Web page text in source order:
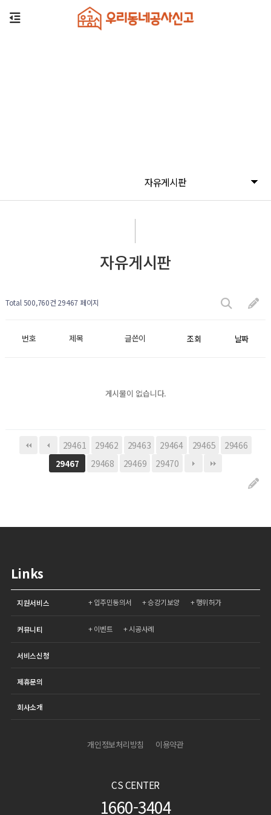
자유게시판
자유게시판
Total 500,760건 29467 페이지
번호 제목 글쓴이 조회 날짜
게시물이 없습니다.
29461 29462 29463 29464 29465 29466
29467 29468 29469 29470
Links
지원서비스 입주민동의서 승강기보양 행위허가
커뮤니티 이벤트 시공사례
서비스신청
제휴문의
회사소개
개인정보처리방침 이용약관
CS CENTER
1660-3404